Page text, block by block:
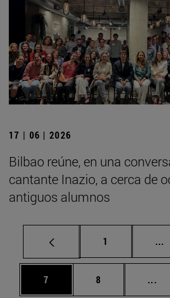
17 | 06 | 2026
Bilbao reúne, en una
cantante Inazio, a cerca de
antiguos alumnos
Página
1 ...
Página
7 Página
8 ...